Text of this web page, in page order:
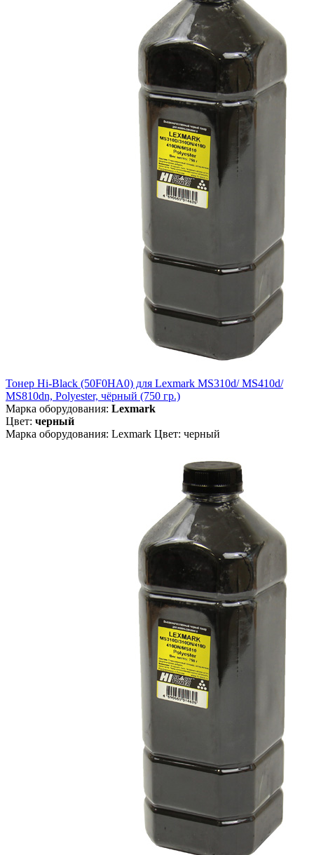
Тонер Hi-Black (50F0HA0) для Lexmark MS310d/ MS410d/
MS810dn, Polyester, чёрный (750 гр.)
Марка оборудования: Lexmark
Цвет: черный
Марка оборудования: Lexmark Цвет: черный